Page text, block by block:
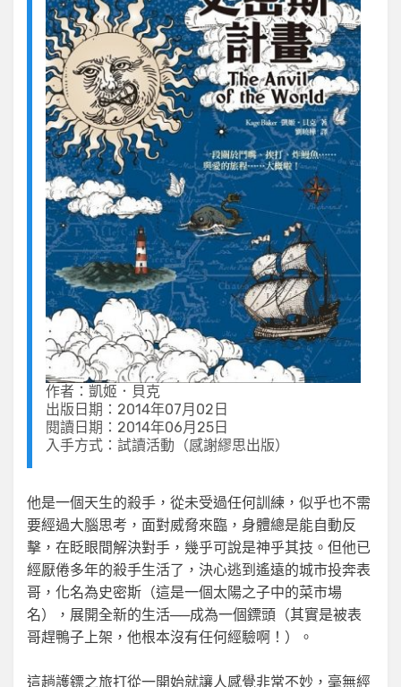
作者：凱姬．貝克
出版日期：2014年07月02日
閱讀日期：2014年06月25日
入手方式：試讀活動（感謝繆思出版）
他是一個天生的殺手，從未受過任何訓練，似乎也不需
要經過大腦思考，面對威脅來臨，身體總是能自動反
擊，在眨眼間解決對手，幾乎可說是神乎其技。但他已
經厭倦多年的殺手生活了，決心逃到遙遠的城市投奔表
哥，化名為史密斯（這是一個太陽之子中的菜市場
名），展開全新的生活──成為一個鏢頭（其實是被表
哥趕鴨子上架，他根本沒有任何經驗啊！）。
這趟護鏢之旅打從一開始就讓人感覺非常不妙，毫無經